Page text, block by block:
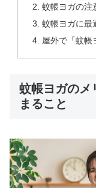
蚊帳ヨガの注
蚊帳ヨガに最
屋外で「蚊帳
蚊帳ヨガのメ
まること